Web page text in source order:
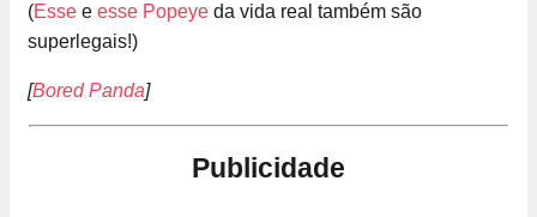
(Esse e esse Popeye da vida real também são
superlegais!)
[Bored Panda]
Publicidade